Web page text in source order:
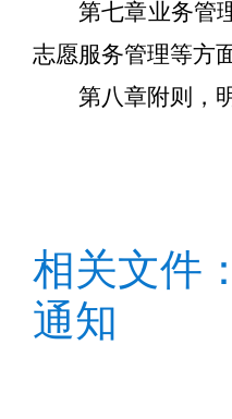
第七章业务管
志愿服务管理等方
第八章附则，
相关文件
通知